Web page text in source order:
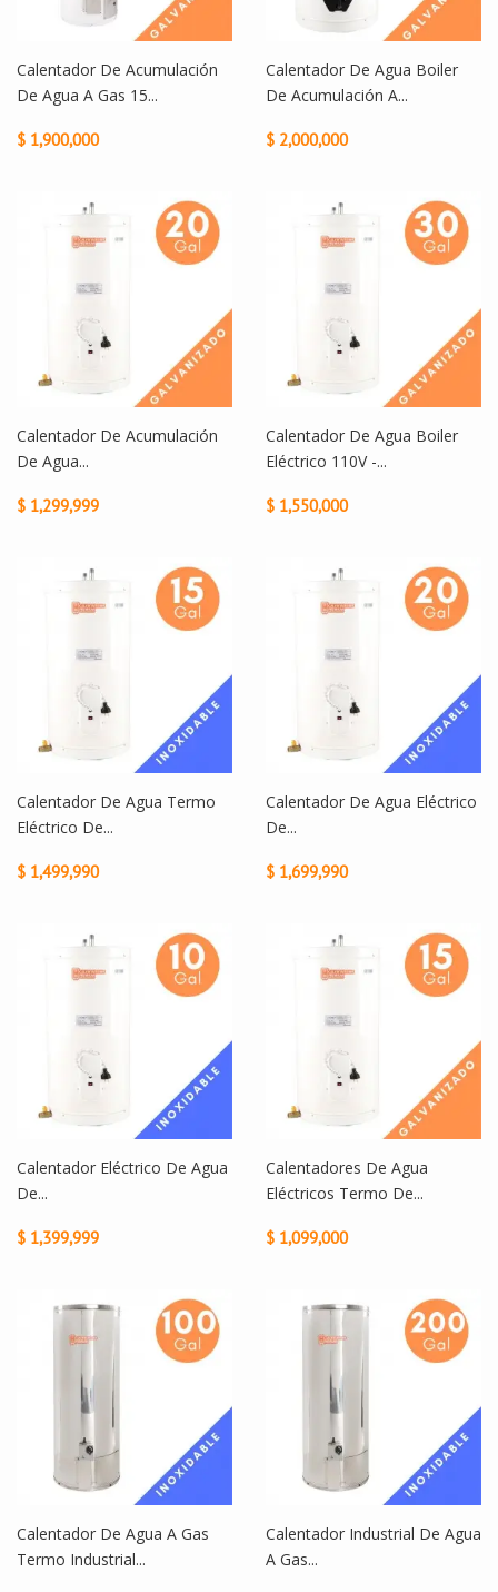
Calentador De Acumulación
De Agua A Gas 15...
$ 1,900,000
Calentador De Agua Boiler
De Acumulación A...
$ 2,000,000
Calentador De Acumulación
De Agua...
$ 1,299,999
Calentador De Agua Boiler
Eléctrico 110V -...
$ 1,550,000
Calentador De Agua Termo
Eléctrico De...
$ 1,499,990
Calentador De Agua Eléctrico
De...
$ 1,699,990
Calentador Eléctrico De Agua
De...
$ 1,399,999
Calentadores De Agua
Eléctricos Termo De...
$ 1,099,000
Calentador De Agua A Gas
Termo Industrial...
Calentador Industrial De Agua
A Gas...